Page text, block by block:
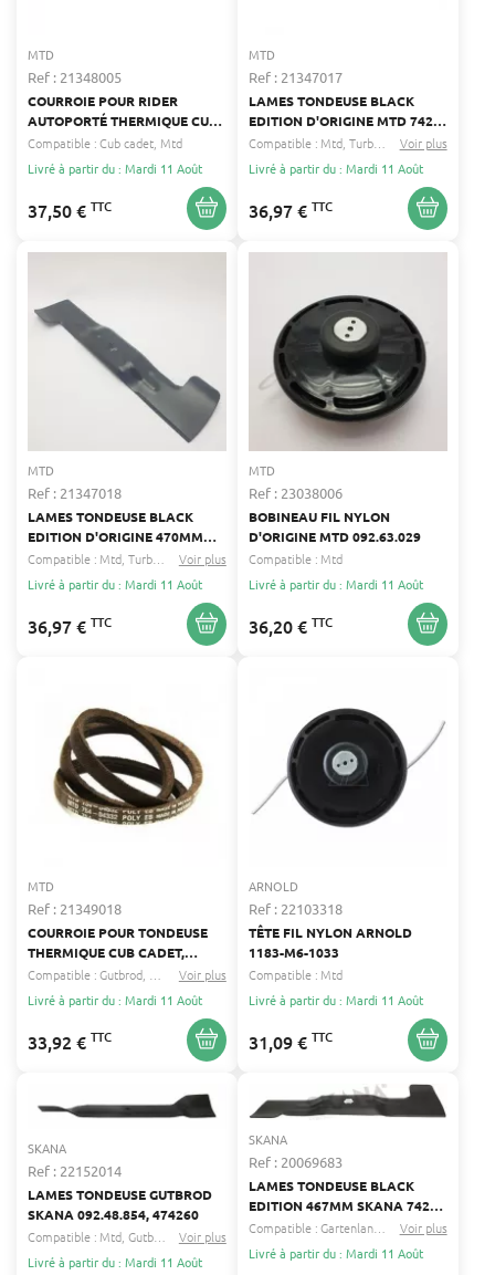
MTD
Ref : 21348005
COURROIE POUR RIDER
AUTOPORTÉ THERMIQUE CUB
CADET, MTD – ENTRAXE 9 MM,
LARGEUR 15 MM, TYPE V
Compatible :Cub cadet Mtd
Livré à partir du : Mardi 11 Août
37,50 € TTC
MTD
Ref : 21347017
LAMES TONDEUSE BLACK
EDITION D'ORIGINE MTD 742-
0672
Compatible : Mtd Turbo silent ...
Voir plus
Livré à partir du : Mardi 11 Août
36,97 € TTC
MTD
Ref : 21347018
LAMES TONDEUSE BLACK
EDITION D'ORIGINE 470MM
77.5MM MTD 742-0673
Compatible : Mtd Turbo silent ...
Voir plus
Livré à partir du : Mardi 11 Août
36,97 € TTC
MTD
Ref : 23038006
BOBINEAU FIL NYLON
D'ORIGINE MTD 092.63.029
Compatible : Mtd
Livré à partir du : Mardi 11 Août
36,20 € TTC
MTD
Ref : 21349018
COURROIE POUR TONDEUSE
THERMIQUE CUB CADET,
GUTBROD, MASSEY
FERGUSON, MASTERCUT,
MIGROS, MR. GARDENER, MTD,
VERTS LOISIRS – ROBUSTE ET
FIABLE
Compatible :Gutbrod Mr. gardener...
Voir plus
Livré à partir du : Mardi 11 Août
33,92 € TTC
ARNOLD
Ref : 22103318
TÊTE FIL NYLON ARNOLD
1183-M6-1033
Compatible : Mtd
Livré à partir du : Mardi 11 Août
31,09 € TTC
SKANA
Ref : 22152014
LAMES TONDEUSE GUTBROD
SKANA 092.48.854, 474260
Compatible : Mtd Gutbrod ...
Voir plus
Livré à partir du : Mardi 11 Août
SKANA
Ref : 20069683
LAMES TONDEUSE BLACK
EDITION 467MM SKANA 742-
04161, 742-0659, 742-0673,
74201673, 74204021, 7420673,
942-0673
Compatible : Gartenland Mtd...
Voir plus
Livré à partir du : Mardi 11 Août